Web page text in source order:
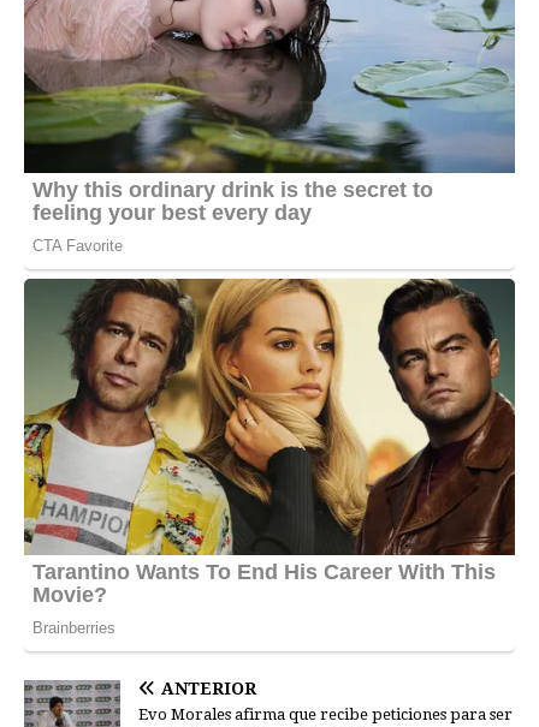
ANTERIOR
Evo Morales afirma que recibe peticiones para ser